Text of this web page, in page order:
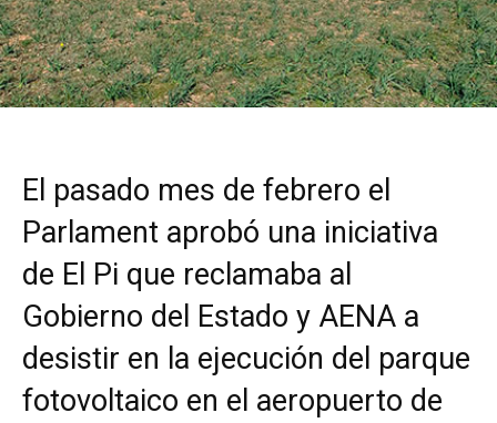
El pasado mes de febrero el
Parlament aprobó una iniciativa
de El Pi que reclamaba al
Gobierno del Estado y AENA a
desistir en la ejecución del parque
fotovoltaico en el aeropuerto de